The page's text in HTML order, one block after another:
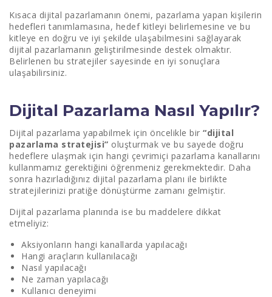
Kısaca dijital pazarlamanın önemi, pazarlama yapan kişilerin
hedefleri tanımlamasına, hedef kitleyi belirlemesine ve bu
kitleye en doğru ve iyi şekilde ulaşabilmesini sağlayarak
dijital pazarlamanın geliştirilmesinde destek olmaktır.
Belirlenen bu stratejiler sayesinde en iyi sonuçlara
ulaşabilirsiniz.
Dijital Pazarlama Nasıl Yapılır?
Dijital pazarlama yapabilmek için öncelikle bir “dijital
pazarlama stratejisi” oluşturmak ve bu sayede doğru
hedeflere ulaşmak için hangi çevrimiçi pazarlama kanallarını
kullanmamız gerektiğini öğrenmeniz gerekmektedir. Daha
sonra hazırladığınız dijital pazarlama planı ile birlikte
stratejilerinizi pratiğe dönüştürme zamanı gelmiştir.
Dijital pazarlama planında ise bu maddelere dikkat
etmeliyiz:
Aksiyonların hangi kanallarda yapılacağı
Hangi araçların kullanılacağı
Nasıl yapılacağı
Ne zaman yapılacağı
Kullanıcı deneyimi